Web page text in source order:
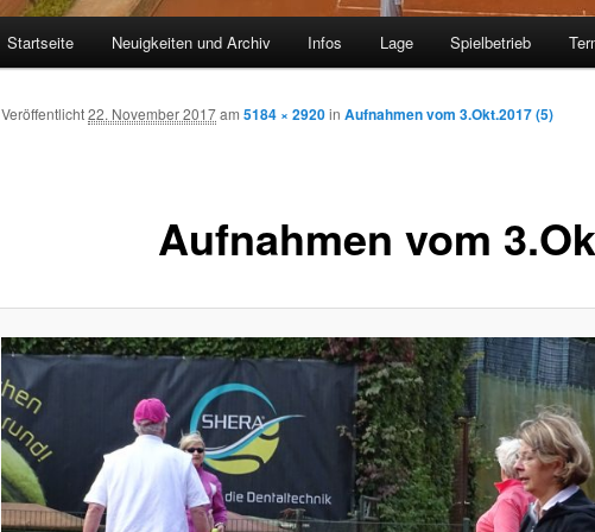
Startseite Neuigkeiten und Archiv Infos Lage Spielbetrieb
Aufnahmen vom
Veröffentlicht22. November 2017am 5184 × 2920in Aufnahmen vom 3.Okt.2017 (5)